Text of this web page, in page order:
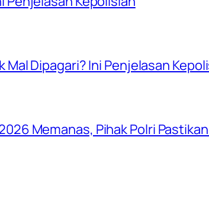
Mal Dipagari? Ini Penjelasan
Memanas, Pihak Polri